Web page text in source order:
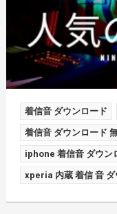
着信音 ダウンロード
着信音 ダウンロード
iphone 着信音 ダウン
xperia 内蔵 着信 音 ダ